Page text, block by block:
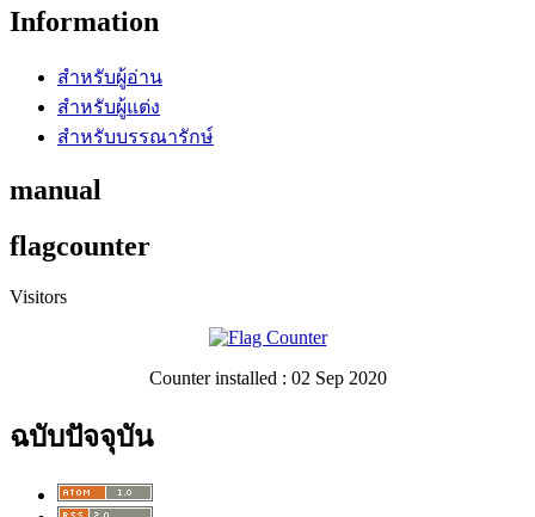
Information
สำหรับผู้อ่าน
สำหรับผู้แต่ง
สำหรับบรรณารักษ์
manual
flagcounter
Visitors
Counter installed : 02 Sep 2020
ฉบับปัจจุบัน